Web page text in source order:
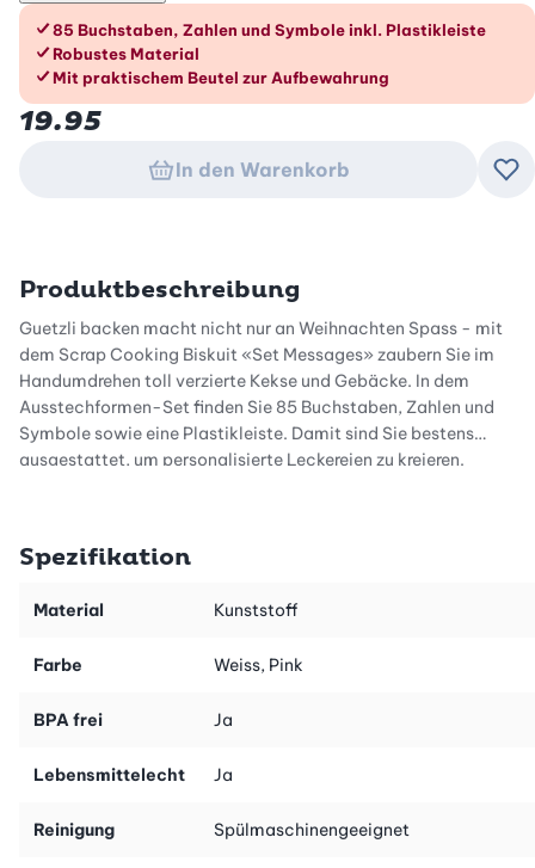
Die Vorteile im Überblick
85 Buchstaben, Zahlen und Symbole inkl. Plastikleiste
Robustes Material
Mit praktischem Beutel zur Aufbewahrung
19.95
In den Warenkorb
Produktbeschreibung
Guetzli backen macht nicht nur an Weihnachten Spass - mit
dem Scrap Cooking Biskuit «Set Messages» zaubern Sie im
Handumdrehen toll verzierte Kekse und Gebäcke. In dem
Ausstechformen-Set finden Sie 85 Buchstaben, Zahlen und
Symbole sowie eine Plastikleiste. Damit sind Sie bestens
ausgestattet, um personalisierte Leckereien zu kreieren.
bringen Sie die Köstlichkeiten in die gewünschte Form. Stecken
Plastikleiste der Ausstecher und drücken Sie diese kurz, aber
oder liebe Worte auf dem Keks, die durch den Backprozess
gemacht.
Darüber hinaus eignen sich die Ausstechformen auch als
Dekoration von Torten. Das Material der Keksausstecher ist
Spezifikation
Material Kunststoff
Farbe Weiss, Pink
BPA frei Ja
Lebensmittelecht Ja
Reinigung Spülmaschinengeeignet